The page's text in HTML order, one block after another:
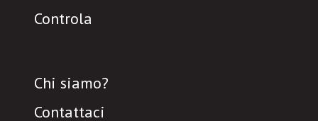
Controla
Chi siamo?
Contattaci